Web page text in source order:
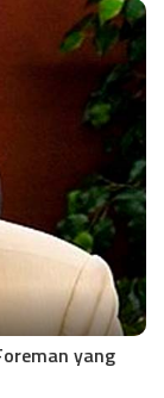
yang